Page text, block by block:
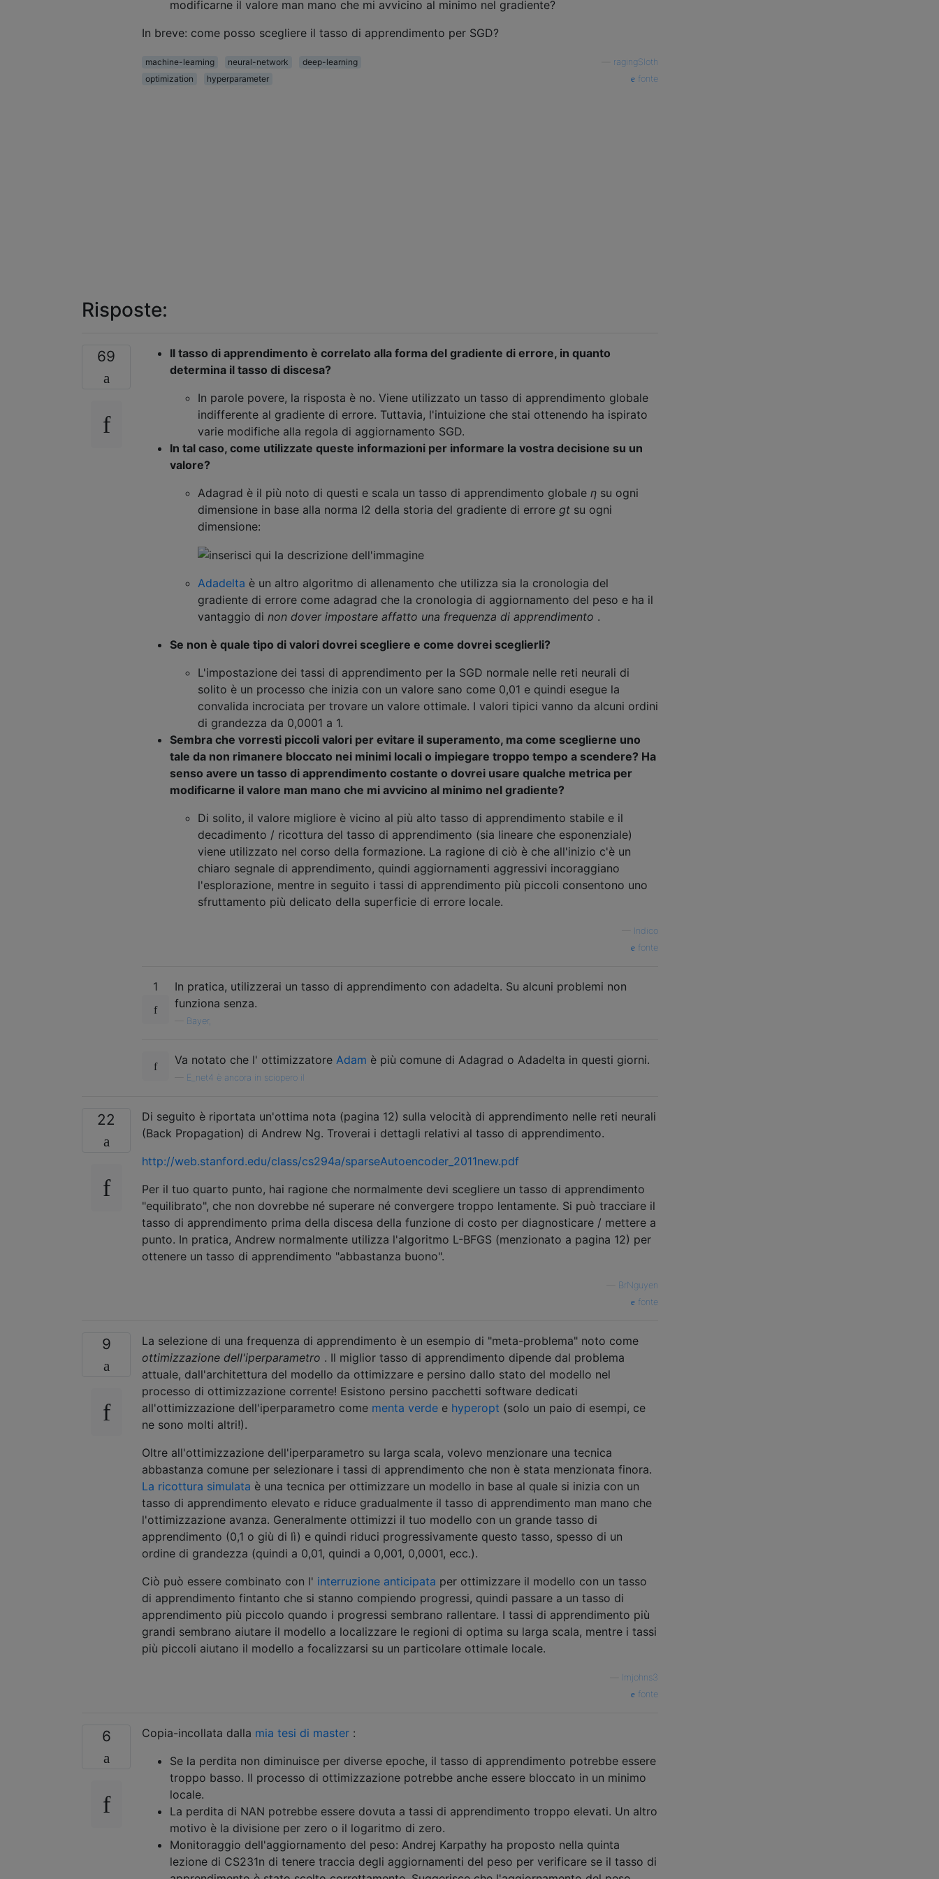
modificarne il valore man mano che mi avvicino al minimo nel gradiente?
In breve: come posso scegliere il tasso di apprendimento per SGD?
machine-learning neural-network
deep-learning
optimization
hyperparameter
ragingSloth
fonte
Risposte:
69
Il tasso di apprendimento è correlato alla forma del gradiente di errore, in quanto
determina il tasso di discesa?
In parole povere, la risposta è no. Viene utilizzato un tasso di apprendimento globale
indifferente al gradiente di errore. Tuttavia, l'intuizione che stai ottenendo ha ispirato
varie modifiche alla regola di aggiornamento SGD.
In tal caso, come utilizzate queste informazioni per informare la vostra decisione su un
valore?
Adagrad è il più noto di questi e scala un tasso di apprendimento globale η su ogni
dimensione in base alla norma l2 della storia del gradiente di errore gt su ogni
dimensione:
Adadelta è un altro algoritmo di allenamento che utilizza sia la cronologia del
gradiente di errore come adagrad che la cronologia di aggiornamento del peso e ha il
vantaggio di non dover impostare affatto una frequenza di apprendimento .
Se non è quale tipo di valori dovrei scegliere e come dovrei sceglierli?
L'impostazione dei tassi di apprendimento per la SGD normale nelle reti neurali di
solito è un processo che inizia con un valore sano come 0,01 e quindi esegue la
convalida incrociata per trovare un valore ottimale. I valori tipici vanno da alcuni ordini
di grandezza da 0,0001 a 1.
Sembra che vorresti piccoli valori per evitare il superamento, ma come sceglierne uno
tale da non rimanere bloccato nei minimi locali o impiegare troppo tempo a scendere? Ha
senso avere un tasso di apprendimento costante o dovrei usare qualche metrica per
modificarne il valore man mano che mi avvicino al minimo nel gradiente?
Di solito, il valore migliore è vicino al più alto tasso di apprendimento stabile e il
decadimento / ricottura del tasso di apprendimento (sia lineare che esponenziale)
viene utilizzato nel corso della formazione. La ragione di ciò è che all'inizio c'è un
chiaro segnale di apprendimento, quindi aggiornamenti aggressivi incoraggiano
l'esplorazione, mentre in seguito i tassi di apprendimento più piccoli consentono uno
sfruttamento più delicato della superficie di errore locale.
Indico
fonte
1
In pratica, utilizzerai un tasso di apprendimento con adadelta. Su alcuni problemi non
funziona senza.
Bayer,
Va notato che l' ottimizzatore Adam è più comune di Adagrad o Adadelta in questi giorni.
E_net4 è ancora in sciopero il
22
Di seguito è riportata un'ottima nota (pagina 12) sulla velocità di apprendimento nelle reti neurali
(Back Propagation) di Andrew Ng. Troverai i dettagli relativi al tasso di apprendimento.
http://web.stanford.edu/class/cs294a/sparseAutoencoder_2011new.pdf
Per il tuo quarto punto, hai ragione che normalmente devi scegliere un tasso di apprendimento
"equilibrato", che non dovrebbe né superare né convergere troppo lentamente. Si può tracciare il
tasso di apprendimento prima della discesa della funzione di costo per diagnosticare / mettere a
punto. In pratica, Andrew normalmente utilizza l'algoritmo L-BFGS (menzionato a pagina 12) per
ottenere un tasso di apprendimento "abbastanza buono".
BrNguyen
fonte
9
La selezione di una frequenza di apprendimento è un esempio di "meta-problema" noto come
ottimizzazione dell'iperparametro . Il miglior tasso di apprendimento dipende dal problema
attuale, dall'architettura del modello da ottimizzare e persino dallo stato del modello nel
processo di ottimizzazione corrente! Esistono persino pacchetti software dedicati
all'ottimizzazione dell'iperparametro come menta verde e hyperopt (solo un paio di esempi, ce
ne sono molti altri!).
Oltre all'ottimizzazione dell'iperparametro su larga scala, volevo menzionare una tecnica
abbastanza comune per selezionare i tassi di apprendimento che non è stata menzionata finora.
La ricottura simulata è una tecnica per ottimizzare un modello in base al quale si inizia con un
tasso di apprendimento elevato e riduce gradualmente il tasso di apprendimento man mano che
l'ottimizzazione avanza. Generalmente ottimizzi il tuo modello con un grande tasso di
apprendimento (0,1 o giù di lì) e quindi riduci progressivamente questo tasso, spesso di un
ordine di grandezza (quindi a 0,01, quindi a 0,001, 0,0001, ecc.).
Ciò può essere combinato con l' interruzione anticipata per ottimizzare il modello con un tasso
di apprendimento fintanto che si stanno compiendo progressi, quindi passare a un tasso di
apprendimento più piccolo quando i progressi sembrano rallentare. I tassi di apprendimento più
grandi sembrano aiutare il modello a localizzare le regioni di optima su larga scala, mentre i tassi
più piccoli aiutano il modello a focalizzarsi su un particolare ottimale locale.
lmjohns3
fonte
6 Copia-incollata dalla mia tesi di master :
Se la perdita non diminuisce per diverse epoche, il tasso di apprendimento potrebbe essere
troppo basso. Il processo di ottimizzazione potrebbe anche essere bloccato in un minimo
locale.
La perdita di NAN potrebbe essere dovuta a tassi di apprendimento troppo elevati. Un altro
motivo è la divisione per zero o il logaritmo di zero.
Monitoraggio dell'aggiornamento del peso: Andrej Karpathy ha proposto nella quinta
lezione di CS231n di tenere traccia degli aggiornamenti del peso per verificare se il tasso di